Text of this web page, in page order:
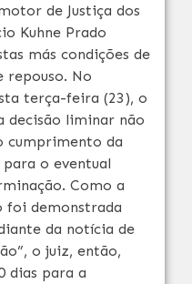
de Justiça dos
Kuhne Prado
más condições de
repouso. No
terça-feira (23), o
decisão liminar não
cumprimento da
o eventual
Como a
foi demonstrada
da notícia de
o juiz, então,
dias para a